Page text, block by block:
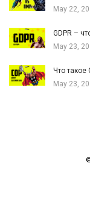
May 22,
GDPR –
May 23,
Что такое
May 23,